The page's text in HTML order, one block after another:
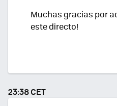
Muchas gracias por
este directo!
23:38 CET